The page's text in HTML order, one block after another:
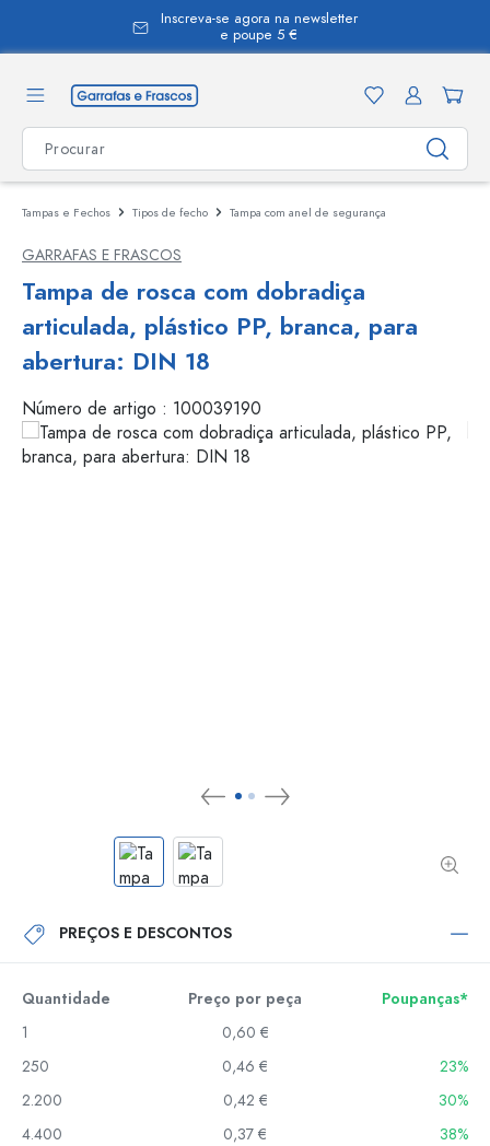
Inscreva-se agora na newsletter
e poupe 5 €
Tampas e Fechos Tipos de fecho Tampa com anel de segurança
GARRAFAS E FRASCOS
Tampa de rosca com dobradiça
articulada, plástico PP, branca, para
abertura: DIN 18
Número de artigo : 100039190
PREÇOS E DESCONTOS
Quantidade Preço por peça
Poupanças*
1
0,60 €
250
0,46 €
23%
2.200
0,42 €
30%
4.400
0,37 € 38%